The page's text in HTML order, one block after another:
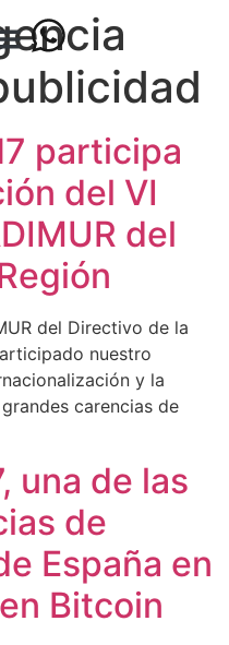
participa
del VI
del
del Directivo de la
nuestro
y la
carencias de
una de las
de
España en
Bitcoin